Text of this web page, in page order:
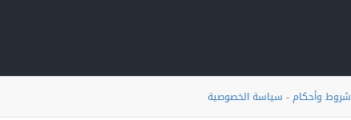
شروط وأحكام- سياسة الخصوصية